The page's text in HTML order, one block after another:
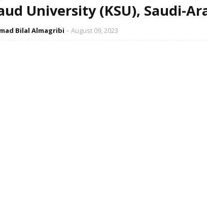
University (KSU), Saudi-
Bilal Almagribi August 09, 2023